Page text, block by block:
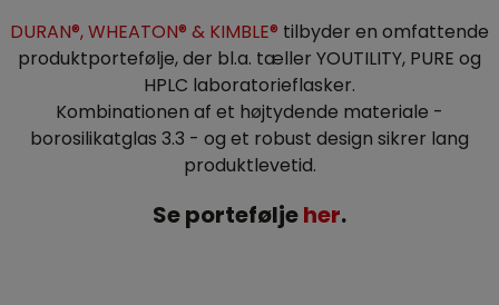
DURAN®, WHEATON® & KIMBLE® tilbyder en omfattende
produktportefølje, der bl.a. tæller YOUTILITY, PURE og
HPLC laboratorieflasker.
Kombinationen af et højtydende materiale -
borosilikatglas 3.3 - og et robust design sikrer lang
produktlevetid.
Se porteføljeher.